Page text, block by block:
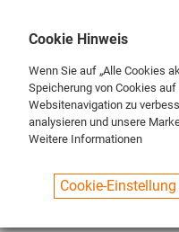
SPUELBOY.DE SHOP NU ON
Cookie Hinweis
Wenn Sie auf „Alle Cookies
Speicherung von Cookies
Websitenavigation zu
analysieren und unsere
Weitere Informationen
Cookie-Einstellung